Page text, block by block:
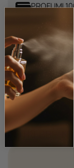
PROFUMI
POTREBBE